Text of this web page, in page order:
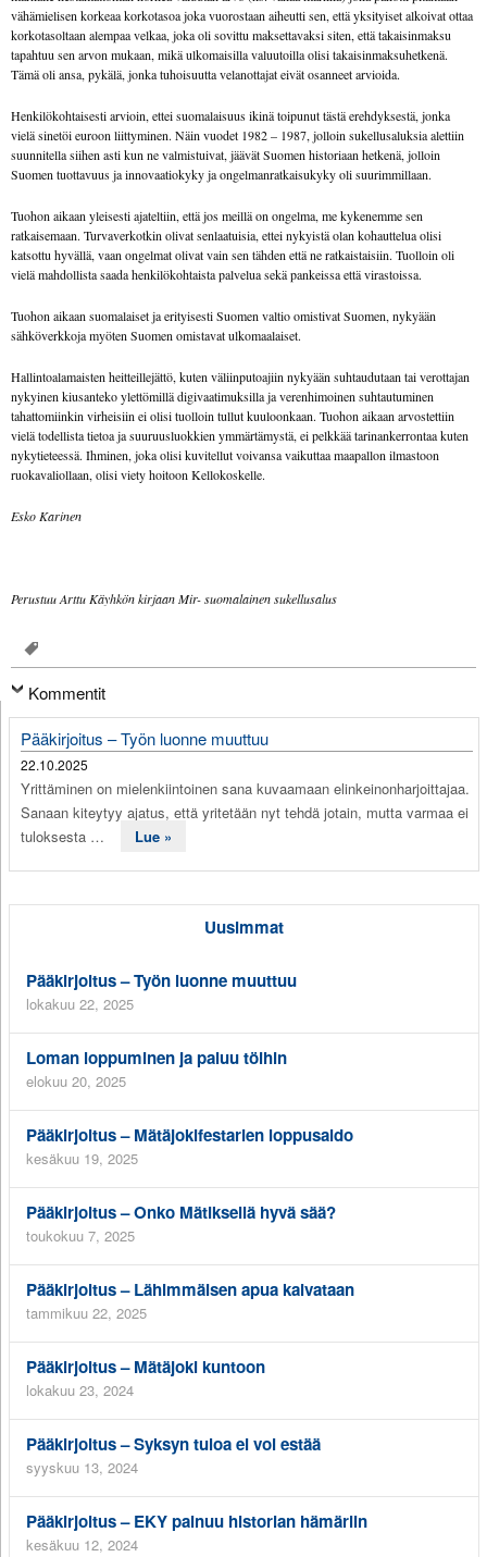
vähämielisen korkeaa korkotasoa joka vuorostaan aiheutti sen, että yksityiset alkoivat ottaa
korkotasoltaan alempaa velkaa, joka oli sovittu maksettavaksi siten, että takaisinmaksu
tapahtuu sen arvon mukaan, mikä ulkomaisilla valuutoilla olisi takaisinmaksuhetkenä.
Tämä oli ansa, pykälä, jonka tuhoisuutta velanottajat eivät osanneet arvioida.
Henkilökohtaisesti arvioin, ettei suomalaisuus ikinä toipunut tästä erehdyksestä, jonka
vielä sinetöi euroon liittyminen. Näin vuodet 1982 – 1987, jolloin sukellusaluksia alettiin
suunnitella siihen asti kun ne valmistuivat, jäävät Suomen historiaan hetkenä, jolloin
Suomen tuottavuus ja innovaatiokyky ja ongelmanratkaisukyky oli suurimmillaan.
Tuohon aikaan yleisesti ajateltiin, että jos meillä on ongelma, me kykenemme sen
ratkaisemaan. Turvaverkotkin olivat senlaatuisia, ettei nykyistä olan kohauttelua olisi
katsottu hyvällä, vaan ongelmat olivat vain sen tähden että ne ratkaistaisiin. Tuolloin oli
vielä mahdollista saada henkilökohtaista palvelua sekä pankeissa että virastoissa.
Tuohon aikaan suomalaiset ja erityisesti Suomen valtio omistivat Suomen, nykyään
sähköverkkoja myöten Suomen omistavat ulkomaalaiset.
Hallintoalamaisten heitteillejättö, kuten väliinputoajiin nykyään suhtaudutaan tai verottajan
nykyinen kiusanteko ylettömillä digivaatimuksilla ja verenhimoinen suhtautuminen
tahattomiinkin virheisiin ei olisi tuolloin tullut kuuloonkaan. Tuohon aikaan arvostettiin
vielä todellista tietoa ja suuruusluokkien ymmärtämystä, ei pelkkää tarinankerrontaa kuten
nykytieteessä. Ihminen, joka olisi kuvitellut voivansa vaikuttaa maapallon ilmastoon
ruokavaliollaan, olisi viety hoitoon Kellokoskelle.
Esko Karinen
Perustuu Arttu Käyhkön kirjaan Mir- suomalainen sukellusalus
Kommentit
Pääkirjoitus – Työn luonne muuttuu
22.10.2025
Yrittäminen on mielenkiintoinen sana kuvaamaan elinkeinonharjoittajaa.
Sanaan kiteytyy ajatus, että yritetään nyt tehdä jotain, mutta varmaa ei
tuloksesta …
Lue »
Uusimmat
Pääkirjoitus – Työn luonne muuttuu
lokakuu 22, 2025
Loman loppuminen ja paluu töihin
elokuu 20, 2025
Pääkirjoitus – Mätäjokifestarien loppusaldo
kesäkuu 19, 2025
Pääkirjoitus – Onko Mätiksellä hyvä sää?
toukokuu 7, 2025
Pääkirjoitus – Lähimmäisen apua kaivataan
tammikuu 22, 2025
Pääkirjoitus – Mätäjoki kuntoon
lokakuu 23, 2024
Pääkirjoitus – Syksyn tuloa ei voi estää
syyskuu 13, 2024
Pääkirjoitus – EKY painuu historian hämäriin
kesäkuu 12, 2024